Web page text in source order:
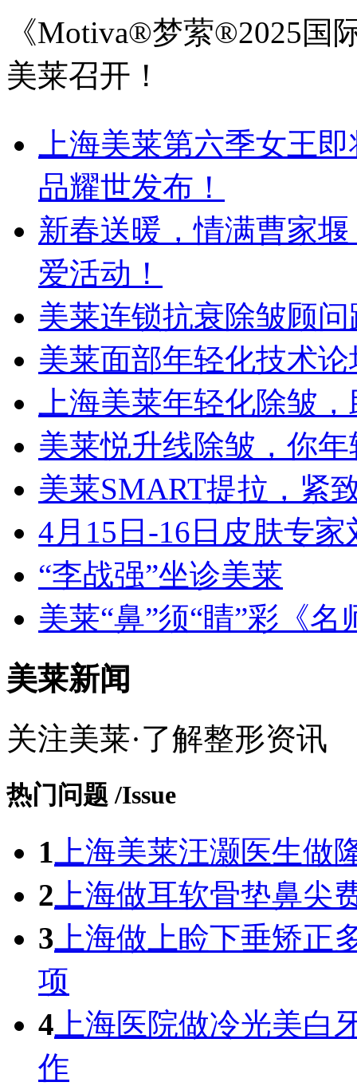
《Motiva®梦萦®2025国
美莱召开！
上海美莱第六季女王
品耀世发布！
新春送暖，情满曹家
爱活动！
美莱连锁抗衰除皱顾
美莱面部年轻化技术
上海美莱年轻化除皱
美莱悦升线除皱，你
美莱SMART提拉，紧
4月15日-16日皮肤专
“李战强”坐诊美莱
美莱“鼻”须“睛”彩《
美莱新闻
关注美莱·了解整形资讯
热门问题 /Issue
1 上海美莱汪灏医生做
2 上海做耳软骨垫鼻尖
3 上海做上睑下垂矫正
项
4 上海医院做冷光美白
作